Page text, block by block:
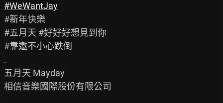
#WeWantJay
#新年快樂
#五月天 #好好好想見到你
#靠邀不小心跌倒
.
五月天 Mayday
相信音樂國際股份有限公司